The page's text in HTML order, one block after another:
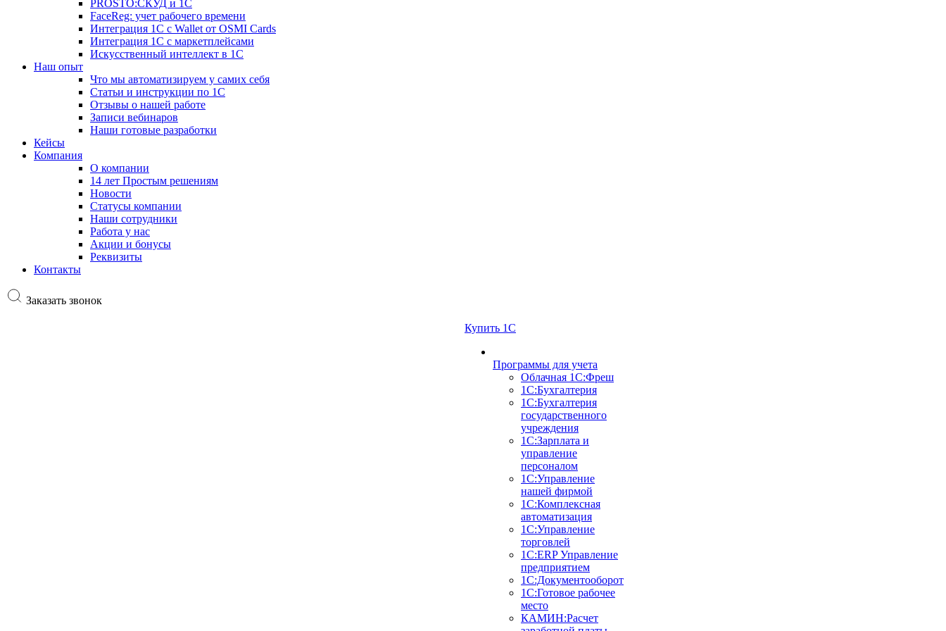
PROSTO:СКУД и 1С
FaceReg: учет рабочего времени
Интеграция 1С с Wallet от OSMI Cards
Интеграция 1С с маркетплейсами
Искусственный интеллект в 1С
Наш опыт
Что мы автоматизируем у самих себя
Статьи и инструкции по 1С
Отзывы о нашей работе
Записи вебинаров
Наши готовые разработки
Кейсы
Компания
О компании
14 лет Простым решениям
Новости
Статусы компании
Наши сотрудники
Работа у нас
Акции и бонусы
Реквизиты
Контакты
Заказать звонок
Купить 1С
Программы для учета
Облачная 1С:Фреш
1С:Бухгалтерия
1С:Бухгалтерия
государственного
учреждения
1С:Зарплата и
управление
персоналом
1С:Управление
нашей фирмой
1С:Комплексная
автоматизация
1С:Управление
торговлей
1С:ERP Управление
предприятием
1С:Документооборот
1C:Готовое рабочее
место
КАМИН:Расчет